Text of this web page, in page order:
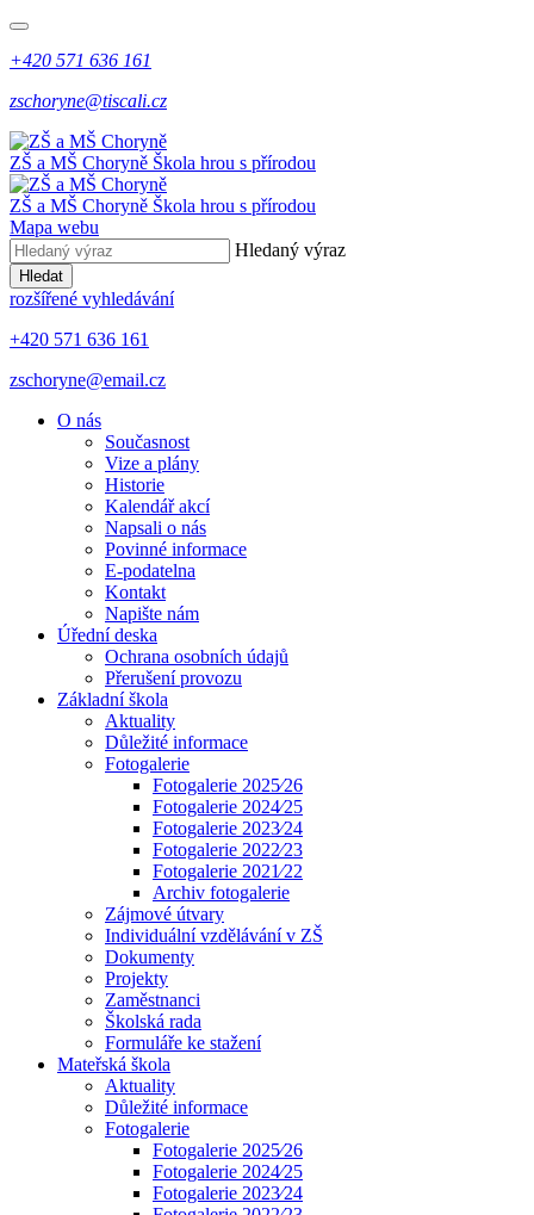
+420 571 636 161
zschoryne@tiscali.cz
ZŠ a MŠ Choryně Škola hrou s přírodou
ZŠ a MŠ Choryně Škola hrou s přírodou
Mapa webu
Hledaný výraz
Hledat
rozšířené vyhledávání
+420 571 636 161
zschoryne@email.cz
O nás
Současnost
Vize a plány
Historie
Kalendář akcí
Napsali o nás
Povinné informace
E-podatelna
Kontakt
Napište nám
Úřední deska
Ochrana osobních údajů
Přerušení provozu
Základní škola
Aktuality
Důležité informace
Fotogalerie
Fotogalerie 2025⁄26
Fotogalerie 2024⁄25
Fotogalerie 2023⁄24
Fotogalerie 2022⁄23
Fotogalerie 2021⁄22
Archiv fotogalerie
Zájmové útvary
Individuální vzdělávání v ZŠ
Dokumenty
Projekty
Zaměstnanci
Školská rada
Formuláře ke stažení
Mateřská škola
Aktuality
Důležité informace
Fotogalerie
Fotogalerie 2025⁄26
Fotogalerie 2024⁄25
Fotogalerie 2023⁄24